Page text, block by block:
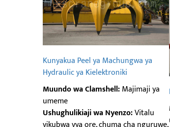
Kunyakua Peel ya Machungwa ya
Hydraulic ya Kielektroniki
Muundo wa Clamshell:Majimaji ya
umeme
Ushughulikiaji wa Nyenzo:Vitalu